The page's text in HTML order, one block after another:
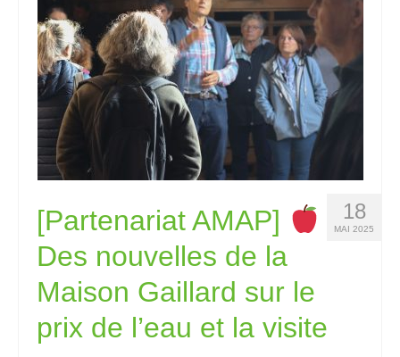
18
MAI 2025
[Partenariat AMAP]
Des nouvelles de la
Maison Gaillard sur le
prix de l’eau et la visite